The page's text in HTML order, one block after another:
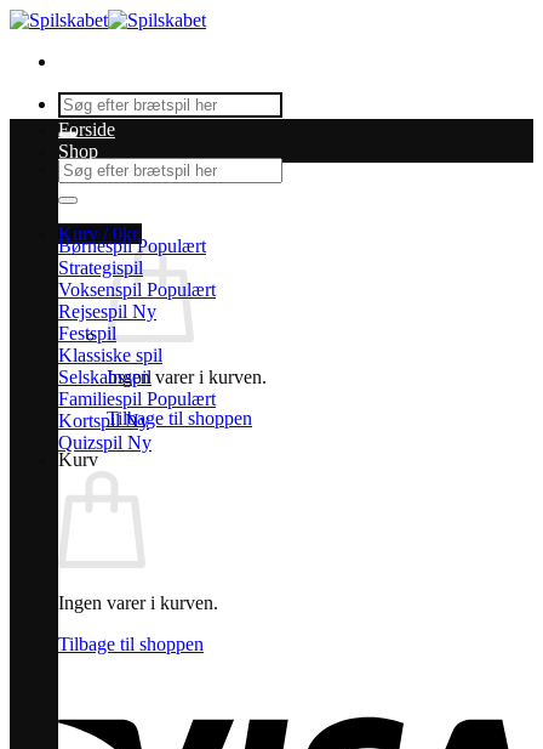
Fortsæt
indhold
Søg
efter:
Søg
efter:
Kurv /0kr.
Ingen varer i kurven.
Tilbage til shoppen
Kurv
Ingen varer i kurven.
Tilbage til shoppen
Forside
Shop
Børnespil
Strategispil
Voksenspil
Rejsespil
Festspil
Klassiske spil
Selskabsspil
Familiespil
Kortspil
Quizspil